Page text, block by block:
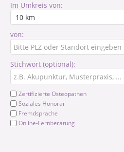
Im Umkreis von:
von:
Stichwort (optional):
Zertifizierte Osteopathen
Soziales Honorar
Fremdsprache
Online-Fernberatung